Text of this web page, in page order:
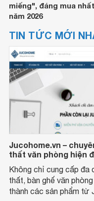
đ Giá từ
Có 4
miếng", đáng mua nhất
năm 2026
TIN TỨC MỚI
Jucohome.vn –
thất văn phòng hiện
Không chỉ cung cấp đa
thất, bàn ghế văn
thành các sản phẩm từ